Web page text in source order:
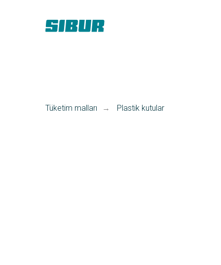
Tüketim malları → Plastik kutular